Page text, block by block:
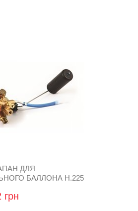
ДЛЯ
БАЛЛОНА Н.225
грн